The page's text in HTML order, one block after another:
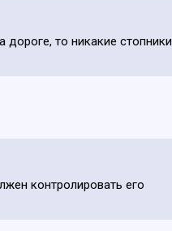
дороге, то никакие стопники
контролировать его